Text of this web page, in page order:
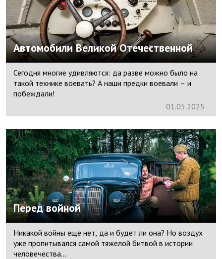
Автомобили Великой Отечественной
Сегодня многие удивляются: да разве можно было на
такой технике воевать? А наши предки воевали – и
побеждали!
01.05.2025
Перед войной
Никакой войны еще нет, да и будет ли она? Но воздух
уже пропитывался самой тяжелой битвой в истории
человечества…